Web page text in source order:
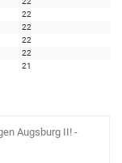
22
22
22
22
21
Augsburg II! -